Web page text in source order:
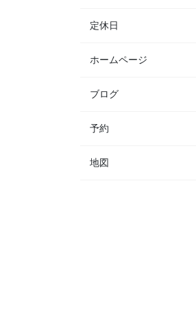
定休日
ホームページ
ブログ
予約
地図